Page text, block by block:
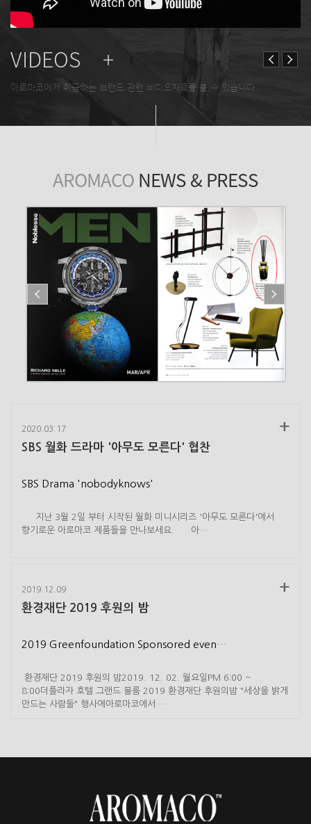
VIDEOS +
아로마코에서 취급하는 브랜드 관련 비디오자료를 볼 수 있습니다.
AROMACO NEWS & PRESS
2020.03.17
SBS 월화 드라마 '아무도 모른다' 협찬
SBS Drama 'nobodyknows'
지난 3월 2일 부터 시작된 월화 미니시리즈 '아무도 모른다'에서
향기로운 아로마코 제품들을 만나보세요. 아…
2019.12.09
환경재단 2019 후원의 밤
2019 Greenfoundation Sponsored even…
환경재단 2019 후원의 밤2019. 12. 02. 월요일PM 6:00 ~
8:00더플라자 호텔 그랜드 볼룸 2019 환경재단 후원의밤 "세상을 밝게
만드는 사람들" 행사에아로마코에서 ​…